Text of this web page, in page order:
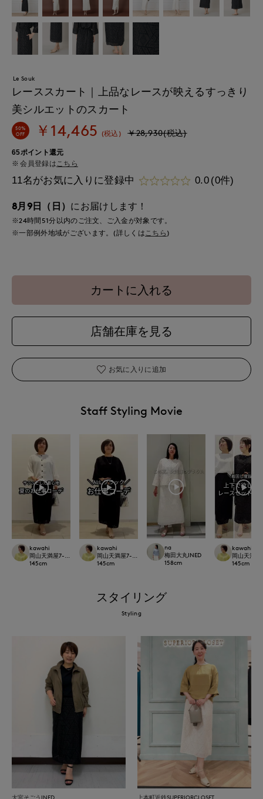
Le Souk
レーススカート｜上品なレースが映えるすっきり
美シルエットのスカート
50%
OFF
￥14,465 (税込) ￥28,930(税込)
65ポイント還元
会員登録は こちら
11名がお気に入りに登録中 0.0 (0件)
8月9日（日） にお届けします！
※24時間 51分以内のご注文、ご入金が対象です。
※一部例外地域がございます。(詳しくはこちら )
カートに入れる
店舗在庫を見る
お気に入りに追加
Staff Styling Movie
kawahi
岡山天満屋7-IDconcept.
145cm
kawahi
岡山天満屋7-IDconcept.
145cm
na
梅田大丸INED
158cm
kawahi
岡山天満
145cm
スタイリング
Styling
大宮そごうINED 上本町近鉄SUPERIORCLOSET